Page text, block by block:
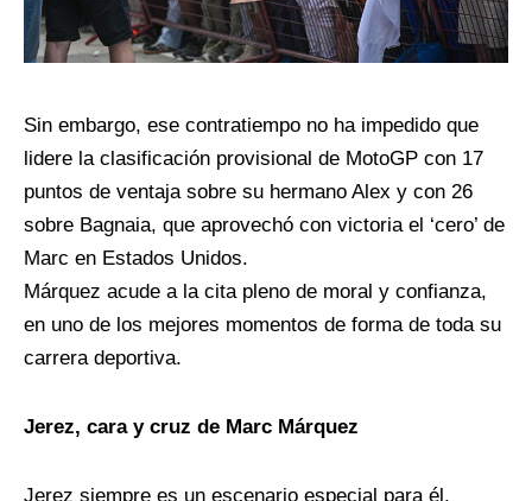
Sin embargo, ese contratiempo no ha impedido que
lidere la clasificación provisional de MotoGP con 17
puntos de ventaja sobre su hermano Alex y con 26
sobre Bagnaia, que aprovechó con victoria el ‘cero’ de
Marc en Estados Unidos.
Márquez acude a la cita pleno de moral y confianza,
en uno de los mejores momentos de forma de toda su
carrera deportiva.
Jerez, cara y cruz de Marc Márquez
Jerez siempre es un escenario especial para él,